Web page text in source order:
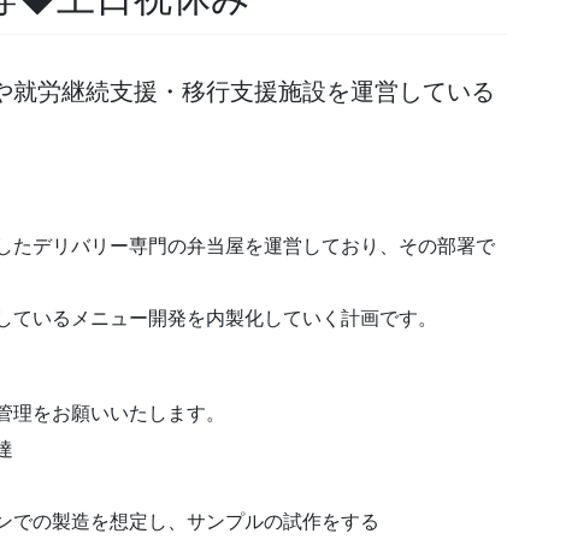
労継続支援・移行支援施設を運営している
たデリバリー専門の弁当屋を運営しており、その部署で
いるメニュー開発を内製化していく計画です。
をお願いいたします。
の製造を想定し、サンプルの試作をする